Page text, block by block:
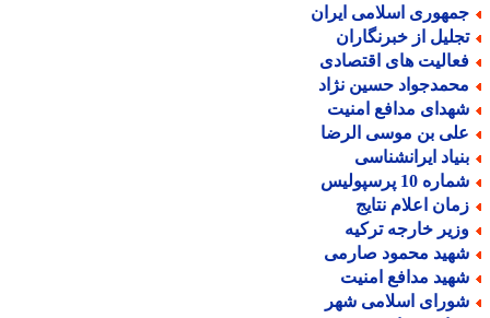
اسلامی ایران
از خبرنگاران
های اقتصادی
حسین نژاد
مدافع امنیت
بن موسی الرضا
ایرانشناسی
10 پرسپولیس
اعلام نتایج
خارجه ترکیه
محمود صارمی
مدافع امنیت
اسلامی شهر